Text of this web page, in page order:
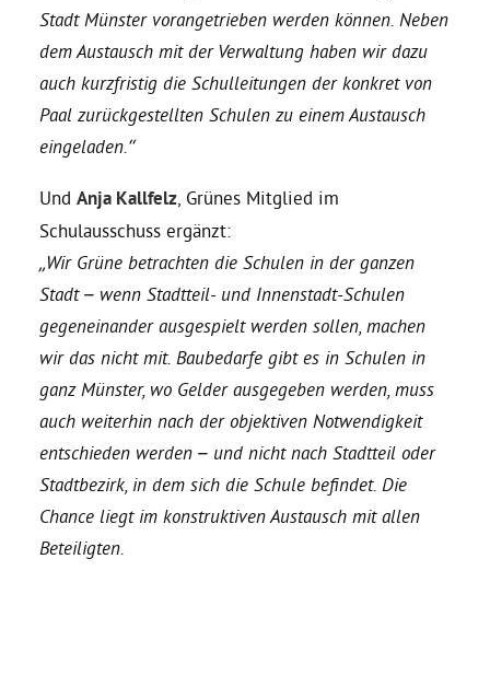
Ratsanträge
Aktiv werden
Termine
Arbeitsgruppen
Mitglied werden
Stadt Münster vorangetrieben werden können. Neben
dem Austausch mit der Verwaltung haben wir dazu
auch kurzfristig die Schulleitungen der konkret von
Paal zurückgestellten Schulen zu einem Austausch
eingeladen.“
Und Anja Kallfelz , Grünes Mitglied im
Schulausschuss ergänzt:
„Wir Grüne betrachten die Schulen in der ganzen
Stadt – wenn Stadtteil- und Innenstadt-Schulen
gegeneinander ausgespielt werden sollen, machen
wir das nicht mit. Baubedarfe gibt es in Schulen in
ganz Münster, wo Gelder ausgegeben werden, muss
auch weiterhin nach der objektiven Notwendigkeit
entschieden werden – und nicht nach Stadtteil oder
Stadtbezirk, in dem sich die Schule befindet. Die
Chance liegt im konstruktiven Austausch mit allen
Beteiligten.